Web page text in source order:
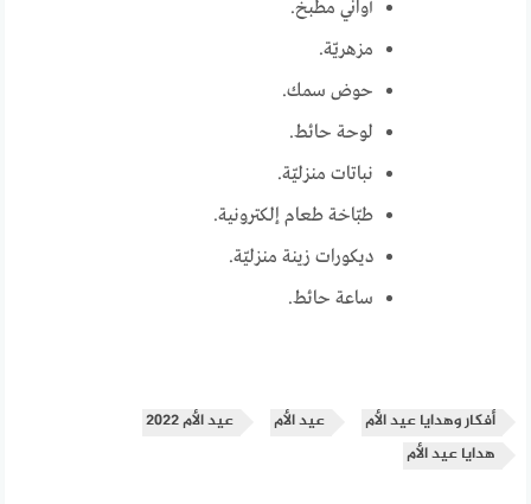
أواني مطبخ.
مزهريّة.
حوض سمك.
لوحة حائط.
نباتات منزليّة.
طبّاخة طعام إلكترونية.
ديكورات زينة منزليّة.
ساعة حائط.
أفكار وهدايا عيد الأم عيد الأم
عيد الأم 2022
هدايا عيد الأم